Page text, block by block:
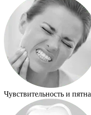
Чувствительность и пятна